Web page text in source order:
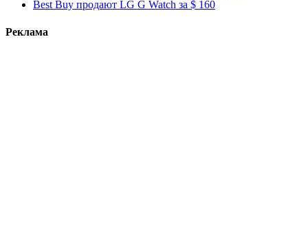
Best Buy продают LG G Watch за $ 160
Реклама